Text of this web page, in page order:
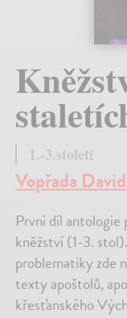
1.-3.století
Vopřada David
První díl
kněžství (1-3.
problematiky zde
texty apoštolů,
křesťanského